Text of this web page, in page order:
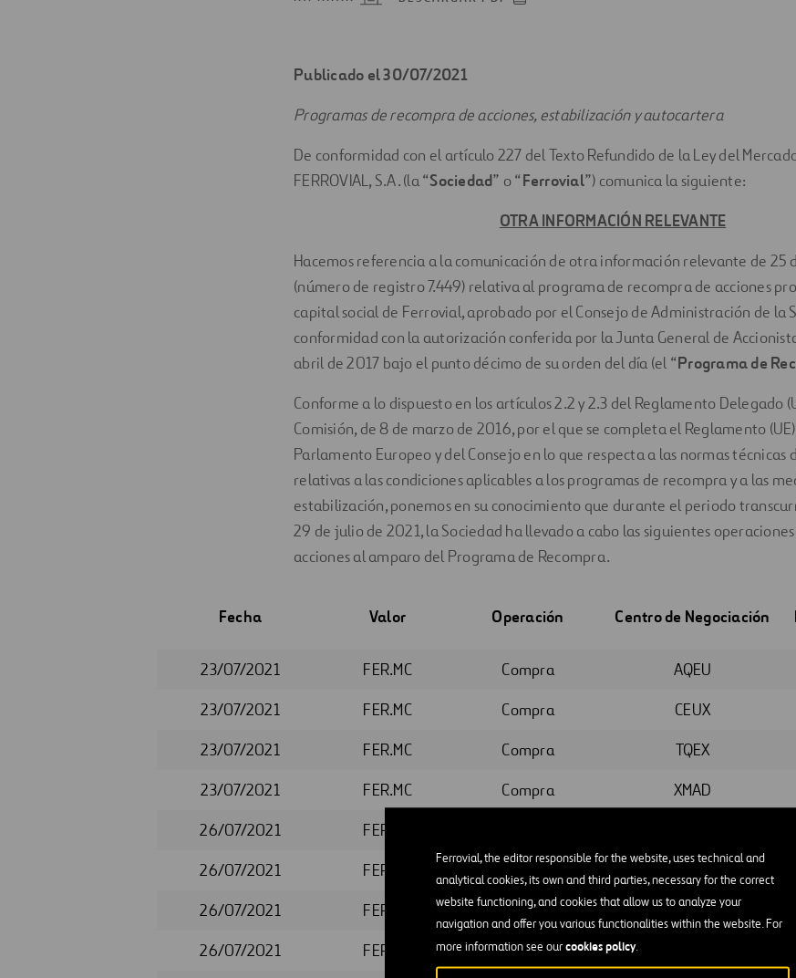
Ferrovial, the editor responsible for the website, uses technical and
analytical cookies, its own and third parties, necessary for the correct
website functioning, and cookies that allow us to analyze your
navigation and offer you various functionalities within the website. For
more information see ourcookies policy.
Automatización
Ingeniería
Publicado el 30/07/2021
Programas de recompra de acciones, estabilización y autocartera
De conformidad con el artículo 227 del Texto Refundido de la Ley del
FERROVIAL, S.A. (la “Sociedad” o “Ferrovial”) comunica la siguiente:
OTRA INFORMACIÓN RELEVANTE
Hacemos referencia a la comunicación de otra información relevante de 25
(número de registro 7.449) relativa al programa de recompra de acciones
capital social de Ferrovial, aprobado por el Consejo de Administración de la
conformidad con la autorización conferida por la Junta General de
abril de 2017 bajo el punto décimo de su orden del día (el “Programa de
Conforme a lo dispuesto en los artículos 2.2 y 2.3 del Reglamento Delegado
Comisión, de 8 de marzo de 2016, por el que se completa el Reglamento
Parlamento Europeo y del Consejo en lo que respecta a las normas técnicas
relativas a las condiciones aplicables a los programas de recompra y a las
estabilización, ponemos en su conocimiento que durante el periodo
29 de julio de 2021, la Sociedad ha llevado a cabo las siguientes
acciones al amparo del Programa de Recompra.
Fecha Valor Operación Centro de Negociación
23/07/2021
FER.MC Compra AQEU
23/07/2021
FER.MC Compra CEUX
23/07/2021
FER.MC Compra TQEX
23/07/2021
FER.MC Compra XMAD
26/07/2021
FER.MC
26/07/2021
FER.MC Compra CEUX
26/07/2021
FER.MC Compra TQEX
26/07/2021
FER.MC Compra